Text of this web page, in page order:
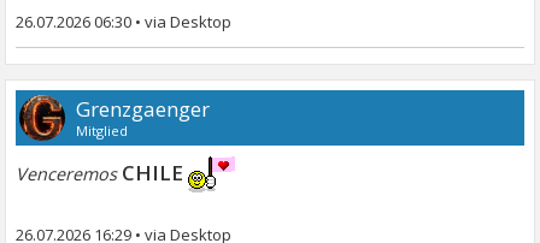
26.07.2026 06:30 •
Grenzgaenger
Mitglied
Venceremos CHILE
26.07.2026 16:29 •